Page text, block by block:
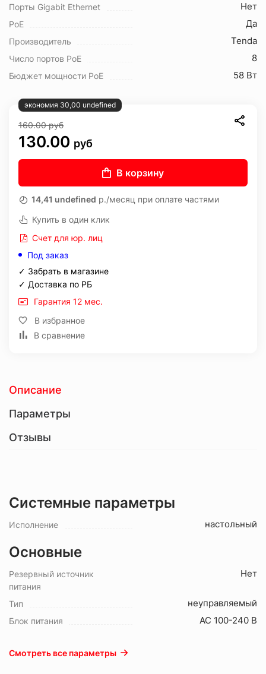
Порты Gigabit Ethernet Нет
PoE Да
Производитель Tenda
Число портов PoE 8
Бюджет мощности PoE 58 Вт
экономия 30,00 undefined
160.00руб
130.00 руб
В корзину
14,41 undefined р./месяц при оплате частями
Купить в один клик
Счет для юр. лиц
Под заказ
✓ Забрать в магазине
✓ Доставка по РБ
Гарантия 12 мес.
В избранное
В сравнение
Описание
Параметры
Отзывы
Системные параметры
Исполнение настольный
Основные
Резервный источник
питания
Нет
Тип неуправляемый
Блок питания AC 100-240 В
Смотреть все параметры